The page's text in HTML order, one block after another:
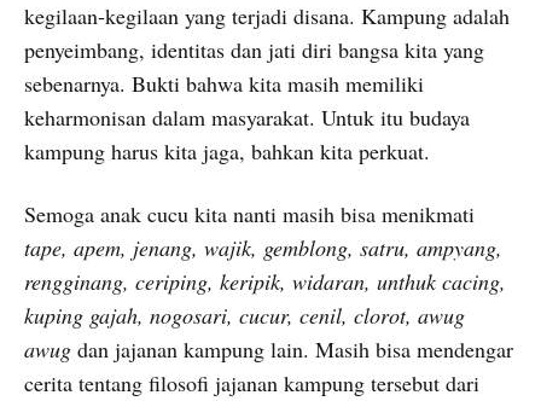
kegilaan-kegilaan yang terjadi disana. Kampung adalah
penyeimbang, identitas dan jati diri bangsa kita yang
sebenarnya. Bukti bahwa kita masih memiliki
keharmonisan dalam masyarakat. Untuk itu budaya
kampung harus kita jaga, bahkan kita perkuat.
Semoga anak cucu kita nanti masih bisa menikmati
tape, apem, jenang, wajik, gemblong, satru, ampyang,
rengginang, ceriping, keripik, widaran, unthuk cacing,
kuping gajah, nogosari, cucur, cenil, clorot, awug
awug dan jajanan kampung lain. Masih bisa mendengar
cerita tentang filosofi jajanan kampung tersebut dari